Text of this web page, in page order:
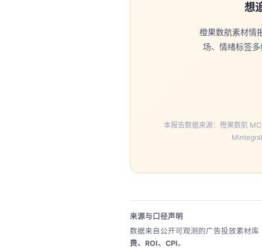
想
橙果数航素材情
场、情绪标签
本报告数据来源：橙果数航
来源与口径声明
数据来自公开可观测的广告投放素材
费、ROI、CPI。